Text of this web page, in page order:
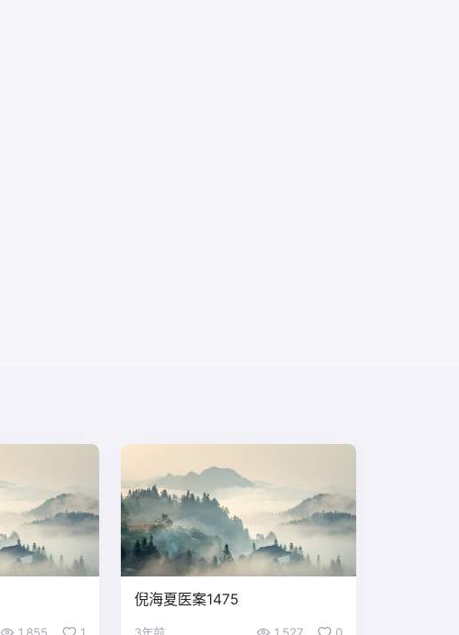
1,855 1
倪海夏医案1475
3年前 1,527 0